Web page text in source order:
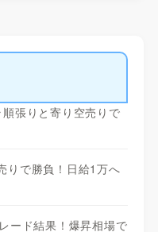
順張りと寄り空売りで
りで勝負！日給1万へ
ード結果！爆昇相場で